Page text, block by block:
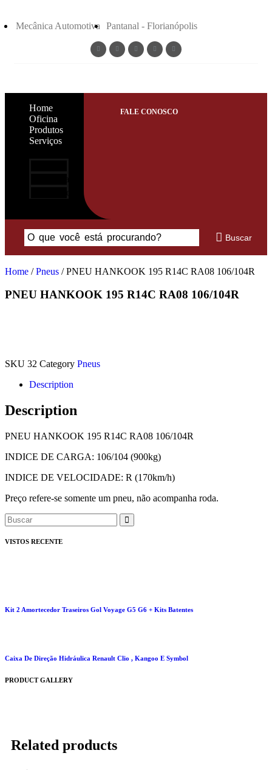
Mecânica Automotiva Pantanal - Florianópolis
Home
Oficina
Produtos
Serviços
FALE CONOSCO
Buscar
Home /Pneus / PNEU HANKOOK 195 R14C RA08 106/104R
PNEU HANKOOK 195 R14C RA08 106/104R
SKU 32 Category Pneus
Description
Description
PNEU HANKOOK 195 R14C RA08 106/104R
INDICE DE CARGA: 106/104 (900kg)
INDICE DE VELOCIDADE: R (170km/h)
Preço refere-se somente um pneu, não acompanha roda.
VISTOS RECENTE
Kit 2 Amortecedor Traseiros Gol Voyage G5 G6 + Kits Batentes
Caixa De Direção Hidráulica Renault Clio , Kangoo E Symbol
PRODUCT GALLERY
Related products